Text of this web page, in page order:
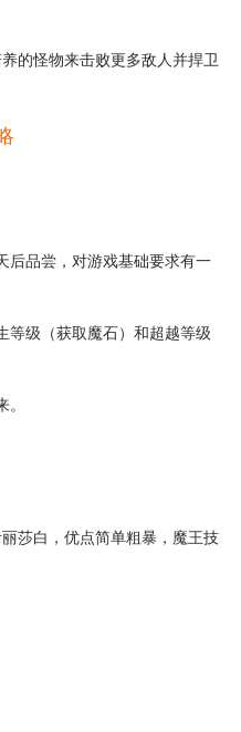
的怪物来击败更多敌人并捍卫
后品尝，对游戏基础要求有一
等级（获取魔石）和超越等级
莎白，优点简单粗暴，魔王技